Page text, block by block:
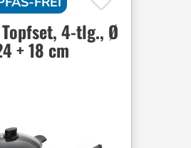
4-tlg., Ø
+ 18 cm